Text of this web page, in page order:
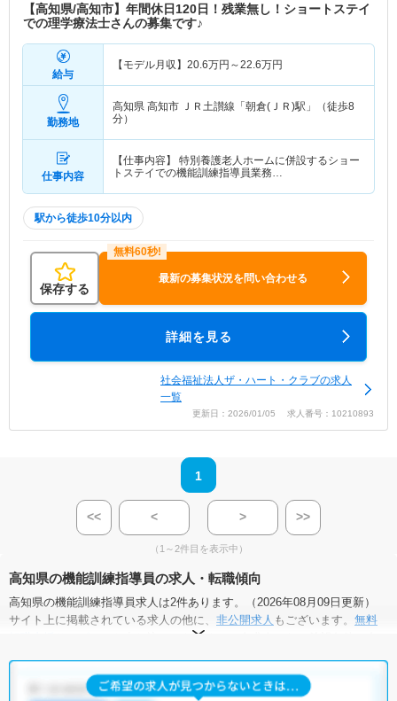
【高知県/高知市】年間休日120日！残業無し！ショートステイ
での理学療法士さんの募集です♪
給与
【モデル月収】 20.6万円～22.6万円
勤務地
高知県 高知市 ＪＲ土讃線「朝倉(ＪＲ)駅」（徒歩8
分）
仕事内容
【仕事内容】 特別養護老人ホームに併設するショー
トステイでの機能訓練指導員業務…
駅から徒歩10分以内
保存する
最新の募集状況を問い合わせる
詳細を見る
社会福祉法人ザ・ハート・クラブの求人
一覧
更新日：2026/01/05 求人番号：10210893
1
<< < > >>
（1～2件目を表示中）
高知県の機能訓練指導員の求人・転職傾向
高知県の機能訓練指導員求人は2件あります。（2026年08月09日更新）
サイト上に掲載されている求人の他に、 非公開求人 もございます。 無料
にお申し込みいただくと、全求人からご希望条件に合
高知県の機能訓練指導員求人では以下のような条件が人気です。